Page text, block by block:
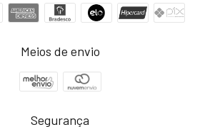
Meios de envio
Segurança